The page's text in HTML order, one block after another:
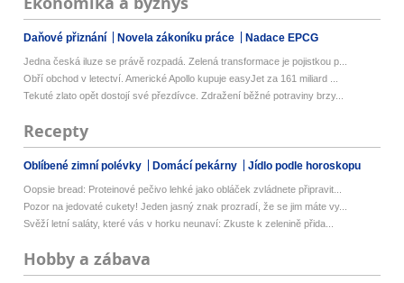
Daňové přiznání Novela zákoníku práce Nadace EPCG
Jedna česká iluze se právě rozpadá. Zelená transformace je pojistkou p...
Obří obchod v letectví. Americké Apollo kupuje easyJet za 161 miliard ...
Tekuté zlato opět dostojí své přezdívce. Zdražení běžné potraviny brzy...
Recepty
Oblíbené zimní polévky Domácí pekárny Jídlo podle horoskopu
Oopsie bread: Proteinové pečivo lehké jako obláček zvládnete připravit...
Pozor na jedovaté cukety! Jeden jasný znak prozradí, že se jim máte vy...
Svěží letní saláty, které vás v horku neunaví: Zkuste k zelenině přida...
Hobby a zábava